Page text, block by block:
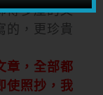
傅多產的文
的，更珍貴
章，全部都
使照抄，我